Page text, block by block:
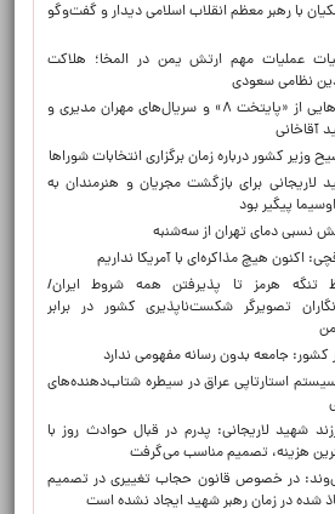
با رهبر معظم انقلاب اسلامی دیدار و گفت‌وگو
عملیات مهم ارتش یمن در المخا؛ هلاکت
نظامی سعودی
خبرهایی از «پایتخت ۸» و سریال‌های مهران مدیری و
آقاخانی
وزیر کشور درباره زمان برگزاری انتخابات شوراها
لاریجانی برای بازگشت مجریان و هنرمندان به
پیگیر بود
نسبی دمای تهران از سه‌شنبه
اکنون هیچ مذاکره‌ای با آمریکا نداریم
تنگه هرمز تا پذیرفتن همه شروط ایران/
تصویرگر شکست‌ناپذیری کشور در برابر
کشور: جامعه بدون رسانه مفهومی ندارد
استارتاپی عراق در سیطره شتاب‌دهنده‌‌های
شهید لاریجانی: پدرم در قبال حوادث روز با
هزینه، تصمیم مناسب می‌گرفت
در خصوص قانون حجاب تغییری در تصمیم
شده در زمان رهبر شهید ایجاد نشده است